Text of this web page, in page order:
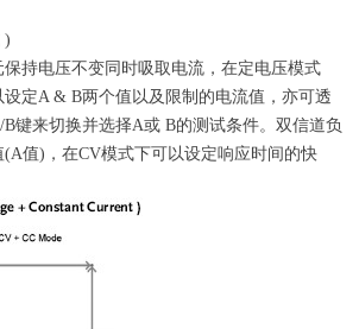
)
持电压不变同时吸取电流，在定电压模式
定A & B两个值以及限制的电流值，亦可透
键来切换并选择A或 B的测试条件。双信道负
值)，在CV模式下可以设定响应时间的快